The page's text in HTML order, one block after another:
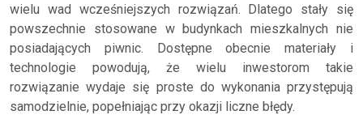
wielu wad wcześniejszych rozwiązań. Dlatego stały się
powszechnie stosowane w budynkach mieszkalnych nie
posiadających piwnic. Dostępne obecnie materiały i
technologie powodują, że wielu inwestorom takie
rozwiązanie wydaje się proste do wykonania przystępują
samodzielnie, popełniając przy okazji liczne błędy.